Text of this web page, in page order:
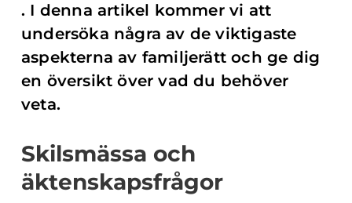
. I denna artikel kommer vi att
undersöka några av de viktigaste
aspekterna av familjerätt och ge dig
en översikt över vad du behöver
veta.
Skilsmässa och
äktenskapsfrågor